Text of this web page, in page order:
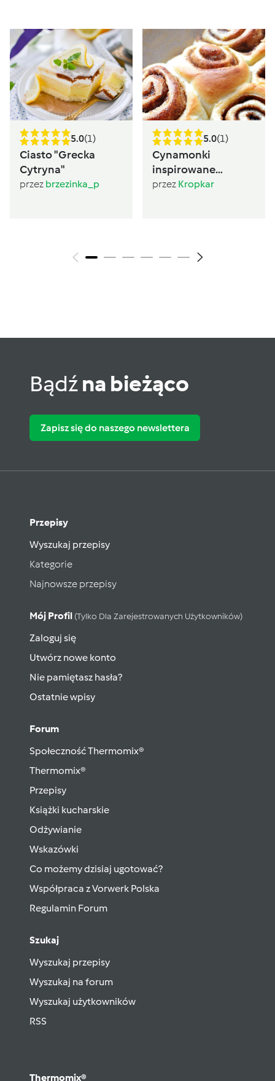
5.0(1)
Ciasto "Grecka
Cytryna"
przez brzezinka_p
5.0(1)
Cynamonki
inspirowane
Sugarlady
przez Kropkar
Bądźna bieżąco
Zapisz się do naszego newslettera
Przepisy
Wyszukaj przepisy
Kategorie
Najnowsze przepisy
Mój Profil (tylko Dla Zarejestrowanych Użytkowników)
Zaloguj się
Utwórz nowe konto
Nie pamiętasz hasła?
Ostatnie wpisy
Forum
Społeczność Thermomix®
Thermomix®
Przepisy
Książki kucharskie
Odżywianie
Wskazówki
Co możemy dzisiaj ugotować?
Współpraca z Vorwerk Polska
Regulamin Forum
Szukaj
Wyszukaj przepisy
Wyszukaj na forum
Wyszukaj użytkowników
RSS
Thermomix®